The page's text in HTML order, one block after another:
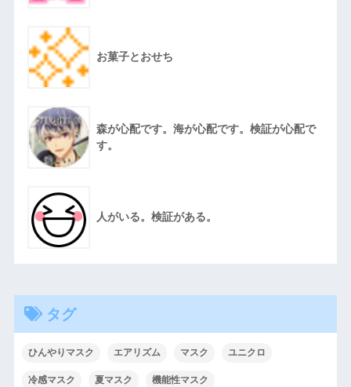
お菓子とおせち
森が心配です。海が心配です。検証が心配で
す。
人がいる。検証がある。
タグ
ひんやりマスク エアリズム マスク ユニクロ
冷感マスク 夏マスク 機能性マスク